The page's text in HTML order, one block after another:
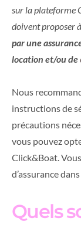
sur la plateforme
doivent proposer
par une
location et/ou de
Nous
instructions de
précautions
vous pouvez
Click&Boat.
d’assurance
Quels